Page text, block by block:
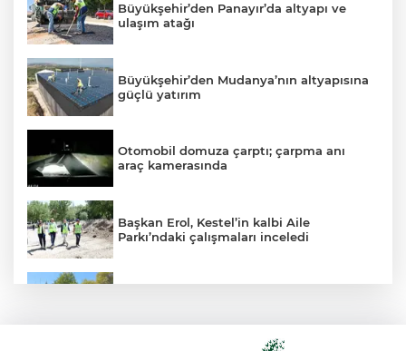
Büyükşehir’den Panayır’da altyapı ve
ulaşım atağı
Büyükşehir’den Mudanya’nın altyapısına
güçlü yatırım
Otomobil domuza çarptı; çarpma anı
araç kamerasında
Başkan Erol, Kestel’in kalbi Aile
Parkı’ndaki çalışmaları inceledi